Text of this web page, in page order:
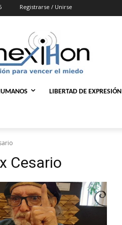
Registrarse / Unirse
LIBERTAD DE EXPRESIÓN
Cesario